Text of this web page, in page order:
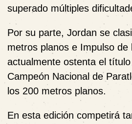
superado múltiples
Por su parte, Jordan se
metros planos e Impulso de
actualmente ostenta el título
Campeón Nacional de
los 200 metros planos.
En esta edición competirá